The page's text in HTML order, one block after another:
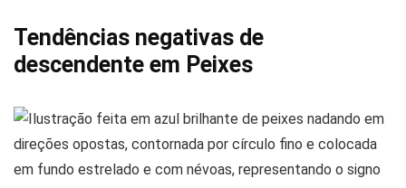
Tendências negativas de
descendente em Peixes